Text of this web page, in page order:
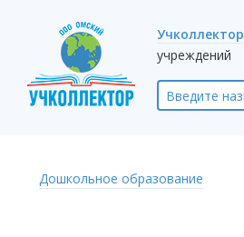
Учколлектор
учреждений
Дошкольное образование